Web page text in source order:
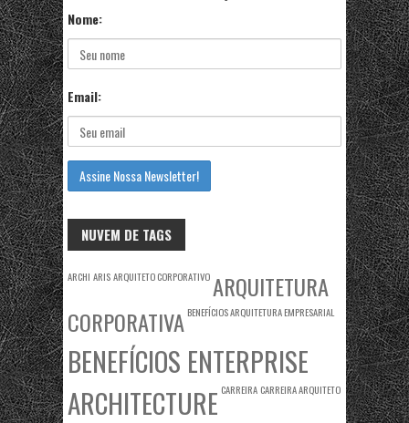
Nome:
Email:
NUVEM DE TAGS
ARCHI ARISARQUITETO CORPORATIVOARQUITETURA
CORPORATIVA BENEFÍCIOS ARQUITETURA EMPRESARIAL
BENEFÍCIOS ENTERPRISE
ARCHITECTURE CARREIRA CARREIRA ARQUITETO